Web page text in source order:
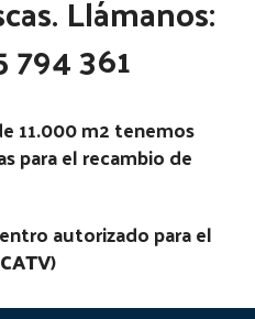
2.7 TD | 01.50 - 12.10
Código Pieza:
Llámanos:
794 361
11.000 m2 tenemos
para el recambio de
autorizado para el
CATV)